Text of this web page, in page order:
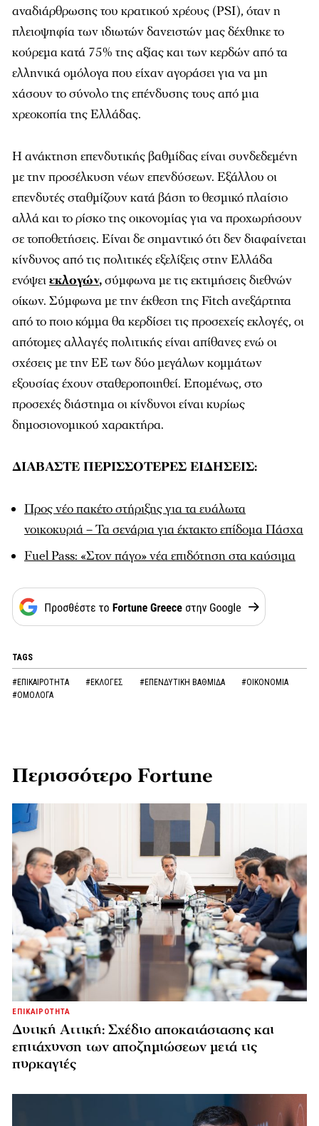
αναδιάρθρωσης του κρατικού χρέους (PSI), όταν η
πλειοψηφία των ιδιωτών δανειστών μας δέχθηκε το
κούρεμα κατά 75% της αξίας και των κερδών από τα
ελληνικά ομόλογα που είχαν αγοράσει για να μη
χάσουν το σύνολο της επένδυσης τους από μια
χρεοκοπία της Ελλάδας.
Η ανάκτηση επενδυτικής βαθμίδας είναι συνδεδεμένη
με την προσέλκυση νέων επενδύσεων. Εξάλλου οι
επενδυτές σταθμίζουν κατά βάση το θεσμικό πλαίσιο
αλλά και το ρίσκο της οικονομίας για να προχωρήσουν
σε τοποθετήσεις. Είναι δε σημαντικό ότι δεν διαφαίνεται
κίνδυνος από τις πολιτικές εξελίξεις στην Ελλάδα
ενόψειεκλογών,σύμφωνα με τις εκτιμήσεις διεθνών
οίκων. Σύμφωνα με την έκθεση της Fitch ανεξάρτητα
από το ποιο κόμμα θα κερδίσει τις προσεχείς εκλογές, οι
απότομες αλλαγές πολιτικής είναι απίθανες ενώ οι
σχέσεις με την ΕΕ των δύο μεγάλων κομμάτων
εξουσίας έχουν σταθεροποιηθεί. Επομένως, στο
προσεχές διάστημα οι κίνδυνοι είναι κυρίως
δημοσιονομικού χαρακτήρα.
ΔΙΑΒΑΣΤΕ ΠΕΡΙΣΣΟΤΕΡΕΣ ΕΙΔΗΣΕΙΣ:
Προς νέο πακέτο στήριξης για τα ευάλωτα
νοικοκυριά – Τα σενάρια για έκτακτο επίδομα Πάσχα
Fuel Pass: «Στον πάγο» νέα επιδότηση στα καύσιμα
TAGS
#ΕΠΙΚΑΙΡΟΤΗΤΑ #ΕΚΛΟΓΕΣ #ΕΠΕΝΔΥΤΙΚΗ ΒΑΘΜΙΔΑ
#ΟΙΚΟΝΟΜΙΑ
#ΟΜΟΛΟΓΑ
Περισσότερο Fortune
ΕΠΙΚΑΙΡΟΤΗΤΑ
Δυτική Αττική: Σχέδιο αποκατάστασης και
επιτάχυνση των αποζημιώσεων μετά τις
πυρκαγιές